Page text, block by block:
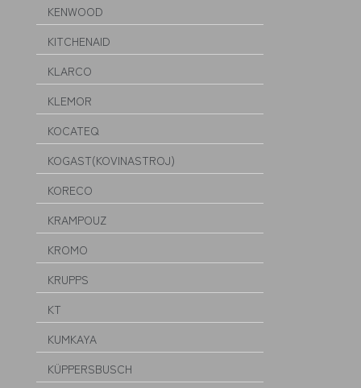
KENWOOD
KITCHENAID
KLARCO
KLEMOR
KOCATEQ
KOGAST(KOVINASTROJ)
KORECO
KRAMPOUZ
KROMO
KRUPPS
KT
KUMKAYA
KÜPPERSBUSCH